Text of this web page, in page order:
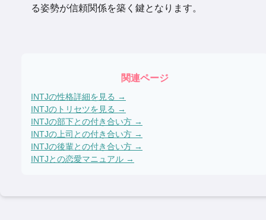
る姿勢が信頼関係を築く鍵となります。
関連ページ
INTJの性格詳細を見る →
INTJのトリセツを見る →
INTJの部下との付き合い方 →
INTJの上司との付き合い方 →
INTJの後輩との付き合い方 →
INTJとの恋愛マニュアル →